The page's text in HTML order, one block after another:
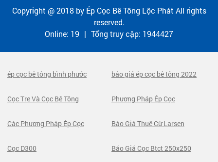
Copyright @ 2018 by Ép Cọc Bê Tông Lộc Phát All rights
reserved.
Online: 19 | Tổng truy cập: 1944427
ép cọc bê tông bình phước báo giá ép cọc bê tông 2022
Cọc Tre Và Cọc Bê Tông Phương Pháp Ép Cọc
Các Phương Pháp Ép Cọc Báo Giá Thuê Cừ Larsen
Cọc D300 Báo Giá Cọc Btct 250x250